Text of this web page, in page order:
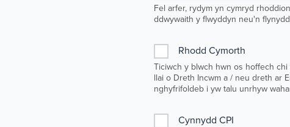
Fel arfer, rydym yn cymryd
ddwywaith y flwyddyn neu'n
Rhodd Cymorth
Ticiwch y blwch hwn os hoffech
llai o Dreth Incwm a / neu dreth ar
nghyfrifoldeb i yw talu unrhyw
Cynnydd CPI